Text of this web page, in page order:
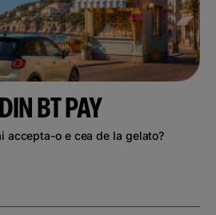
BT PAY
accepta-o e cea de la gelato?